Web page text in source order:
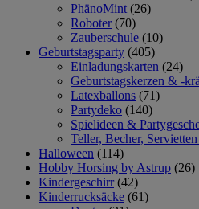
PhänoMint (26)
Roboter (70)
Zauberschule (10)
Geburtstagsparty (405)
Einladungskarten (24)
Geburtstagskerzen & -
Latexballons (71)
Partydeko (140)
Spielideen &
Teller, Becher,
Halloween (114)
Hobby Horsing by Astrup (26)
Kindergeschirr (42)
Kinderrucksäcke (61)